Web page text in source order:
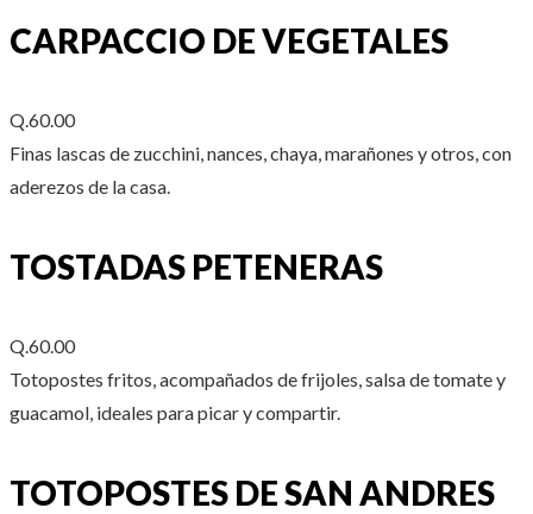
CARPACCIO DE VEGETALES
Q.60.00
Finas lascas de zucchini, nances, chaya, marañones y otros, con
aderezos de la casa.
TOSTADAS PETENERAS
Q.60.00
Totopostes fritos, acompañados de frijoles, salsa de tomate y
guacamol, ideales para picar y compartir.
TOTOPOSTES DE SAN ANDRES